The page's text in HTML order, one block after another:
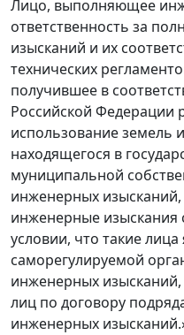
Лицо, выполняющее
ответственность за
изысканий и их
технических
получившее в
Российской Федерации
использование земель
находящегося в
муниципальной
инженерных
инженерные изыскания
условии, что такие
саморегулируемой
инженерных
лиц по договору
инженерных